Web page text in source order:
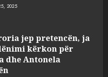
2025
jep pretencën, ja
kërkon për
dhe Antonela